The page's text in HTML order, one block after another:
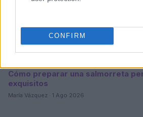
CONFIRM
Cómo preparar una salmorreta
exquisitos
María Vázquez · 1 Ago 2026